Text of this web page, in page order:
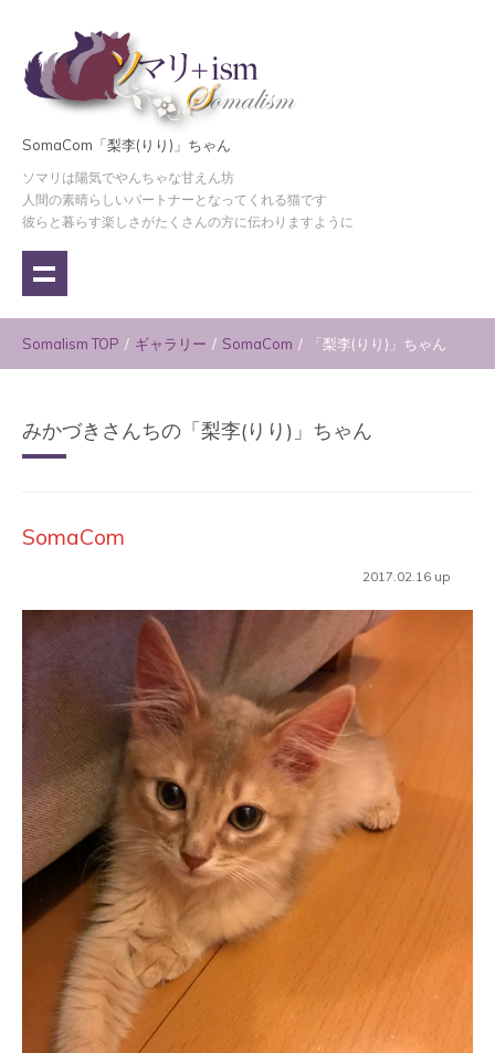
SomaCom「梨李(りり)」ちゃん
ソマリは陽気でやんちゃな甘えん坊
人間の素晴らしいパートナーとなってくれる猫です
彼らと暮らす楽しさがたくさんの方に伝わりますように
Somalism TOP / ギャラリー / SomaCom / 「梨李(りり)」ちゃん
みかづきさんちの「梨李(りり)」ちゃん
SomaCom
2017.02.16 up